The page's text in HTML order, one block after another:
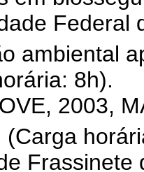
Federal
ambiental
8h).
2003,
(Carga
Frassinete